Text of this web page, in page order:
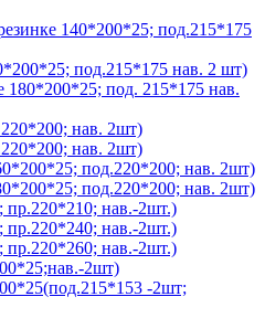
140*200*25; под.215*175
под.215*175 нав. 2 шт)
180*200*25; под. 215*175 нав.
нав. 2шт)
нав. 2шт)
под.220*200; нав. 2шт)
под.220*200; нав. 2шт)
пр.220*210; нав.-2шт.)
пр.220*240; нав.-2шт.)
пр.220*260; нав.-2шт.)
2шт)
-2шт;